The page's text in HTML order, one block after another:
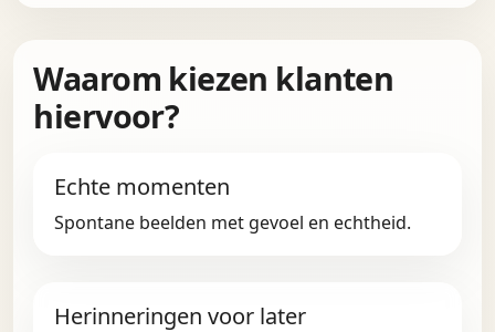
Waarom kiezen klanten
hiervoor?
Echte momenten
Spontane beelden met gevoel en echtheid.
Herinneringen voor later